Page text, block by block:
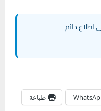
اطلاع دائم
طباعة